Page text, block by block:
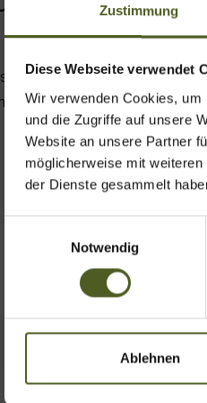
Zustimmung
Diese Webseite verwendet
Wir verwenden Cookies,
und die Zugriffe auf unsere
Website an unsere Partner
möglicherweise mit
der Dienste gesammelt
g
Notwendig
Ablehnen
Konfigurator. Sie
und Wünsche.